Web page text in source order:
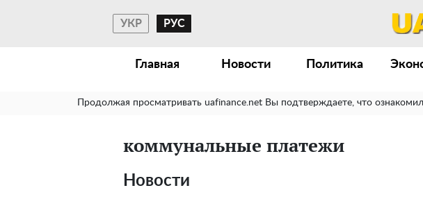
УКР РУС
Главная Новости Политика
Продолжая просматривать uafinance.net Вы подтверждаете, что
коммунальные платежи
Новости